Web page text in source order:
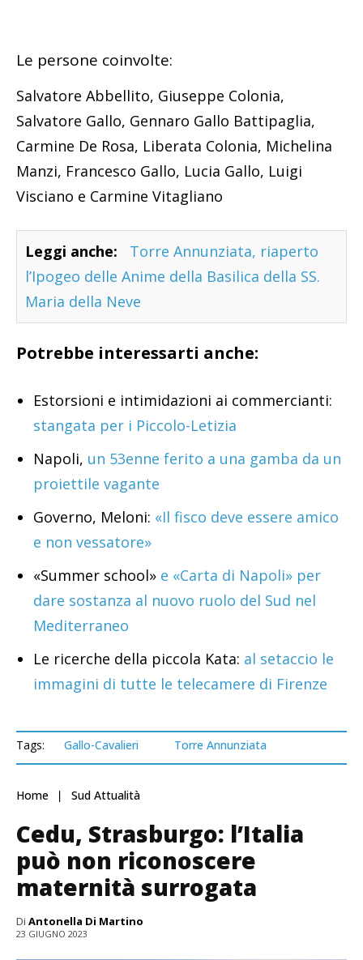
Le persone coinvolte:
Salvatore Abbellito, Giuseppe Colonia,
Salvatore Gallo, Gennaro Gallo Battipaglia,
Carmine De Rosa, Liberata Colonia, Michelina
Manzi, Francesco Gallo, Lucia Gallo, Luigi
Visciano e Carmine Vitagliano
Leggi anche:
Torre Annunziata, riaperto
l’Ipogeo delle Anime della Basilica della SS.
Maria della Neve
Potrebbe interessarti anche:
Estorsioni e intimidazioni ai commercianti:
stangata per i Piccolo-Letizia
Napoli, un 53enne ferito a una gamba da un
proiettile vagante
Governo, Meloni: «Il fisco deve essere amico
e non vessatore»
«Summer school» e «Carta di Napoli» per
dare sostanza al nuovo ruolo del Sud nel
Mediterraneo
Le ricerche della piccola Kata: al setaccio le
immagini di tutte le telecamere di Firenze
Tags: Gallo-Cavalieri Torre Annunziata
Home Sud Attualità
Cedu, Strasburgo: l’Italia
può non riconoscere
maternità surrogata
Di Antonella Di Martino
23 GIUGNO 2023